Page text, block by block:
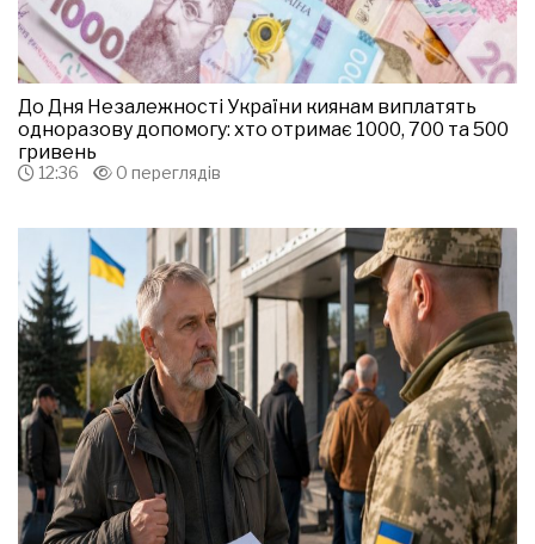
До Дня Незалежності України киянам виплатять
одноразову допомогу: хто отримає 1000, 700 та 500
гривень
12:36 0 переглядів